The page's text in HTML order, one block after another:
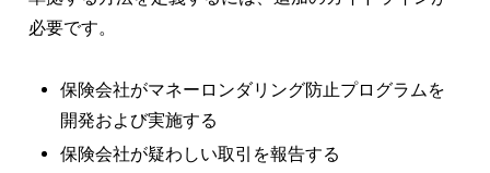
必要です。
保険会社がマネーロンダリング防止プログラムを
開発および実施する
保険会社が疑わしい取引を報告する